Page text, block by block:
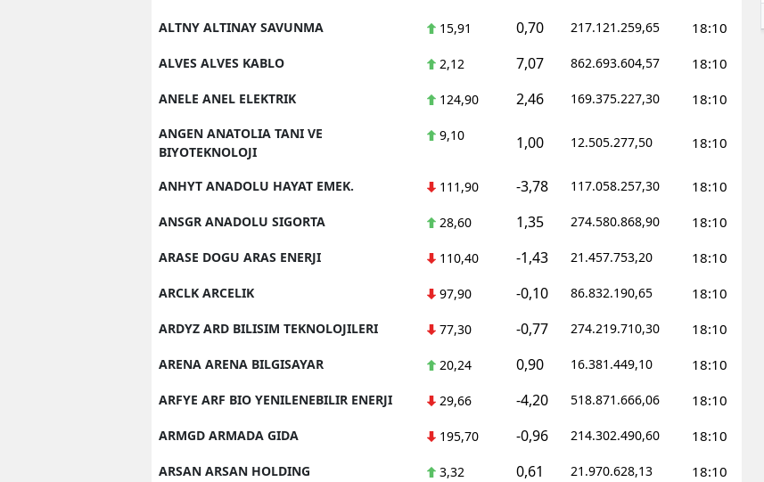
ALTNY ALTINAY SAVUNMA 15,91 0,70 217.121.259,65 18:10
ALVES ALVES KABLO 2,12 7,07 862.693.604,57 18:10
ANELE ANEL ELEKTRIK 124,90 2,46 169.375.227,30 18:10
ANGEN ANATOLIA TANI VE
BIYOTEKNOLOJI
9,10 1,00 12.505.277,50 18:10
ANHYT ANADOLU HAYAT EMEK. 111,90 -3,78 117.058.257,30 18:10
ANSGR ANADOLU SIGORTA 28,60 1,35 274.580.868,90 18:10
ARASE DOGU ARAS ENERJI 110,40 -1,43 21.457.753,20 18:10
ARCLK ARCELIK 97,90 -0,10 86.832.190,65 18:10
ARDYZ ARD BILISIM TEKNOLOJILERI 77,30 -0,77 274.219.710,30 18:10
ARENA ARENA BILGISAYAR 20,24 0,90 16.381.449,10 18:10
ARFYE ARF BIO YENILENEBILIR ENERJI 29,66 -4,20 518.871.666,06 18:10
ARMGD ARMADA GIDA 195,70 -0,96 214.302.490,60 18:10
ARSAN ARSAN HOLDING 3,32 0,61 21.970.628,13 18:10